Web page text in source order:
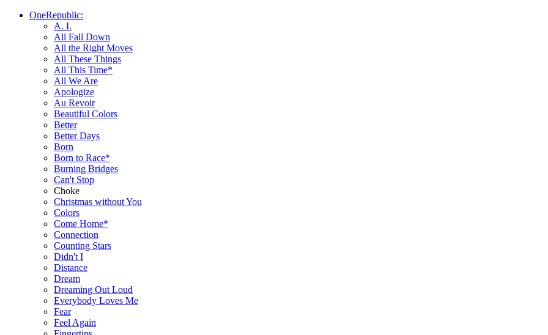
OneRepublic:
A. I.
All Fall Down
All the Right Moves
All These Things
All This Time*
All We Are
Apologize
Au Revoir
Beautiful Colors
Better
Better Days
Born
Born to Race*
Burning Bridges
Can't Stop
Choke
Christmas without You
Colors
Come Home*
Connection
Counting Stars
Didn't I
Distance
Dream
Dreaming Out Loud
Everybody Loves Me
Fear
Feel Again